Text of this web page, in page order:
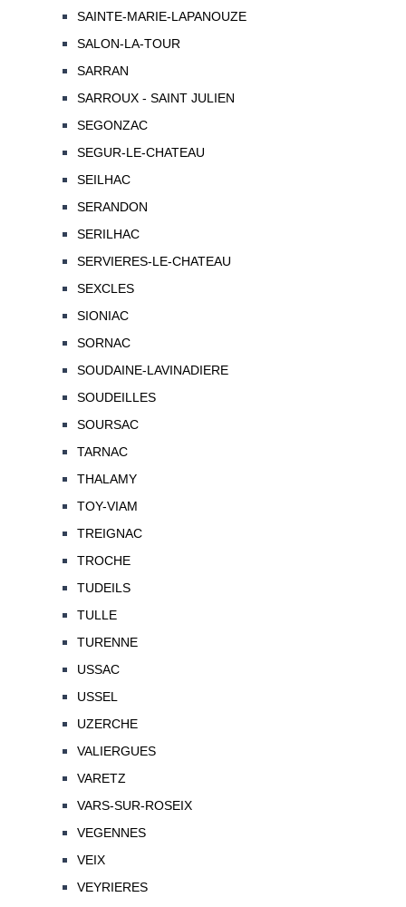
SAINTE-MARIE-LAPANOUZE
SALON-LA-TOUR
SARRAN
SARROUX - SAINT JULIEN
SEGONZAC
SEGUR-LE-CHATEAU
SEILHAC
SERANDON
SERILHAC
SERVIERES-LE-CHATEAU
SEXCLES
SIONIAC
SORNAC
SOUDAINE-LAVINADIERE
SOUDEILLES
SOURSAC
TARNAC
THALAMY
TOY-VIAM
TREIGNAC
TROCHE
TUDEILS
TULLE
TURENNE
USSAC
USSEL
UZERCHE
VALIERGUES
VARETZ
VARS-SUR-ROSEIX
VEGENNES
VEIX
VEYRIERES